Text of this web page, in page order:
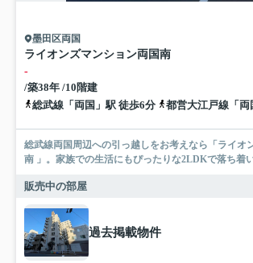
墨田区両国
ライオンズマンション両国南
-
/築38年 /10階建
総武線「両国」駅 徒歩6分
都営大江戸線「両
総武線両国周辺への引っ越しをお考えなら「ライオ
南 」。家族での生活にもぴったりな2LDKで落ち着
販売中の部屋
過去掲載物件